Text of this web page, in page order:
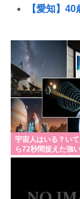
【愛知】
ブサイクす
ヨーロッパ
ン無いと暑
パさん「中
と思うよ。
い」
【謎】高市
刃物持っ
宇宙人はいる？い
ら72秒間捉えた強
間正体分からぬ「